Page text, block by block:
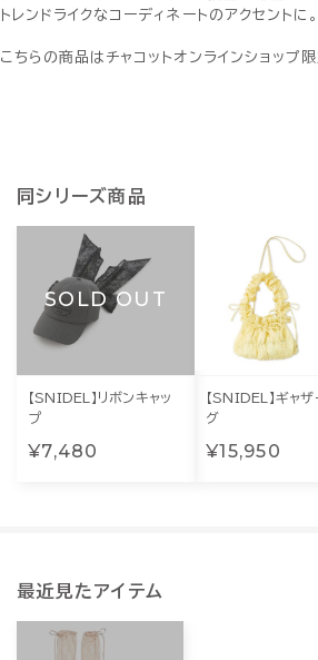
トレンドライクなコーディネートのアクセントに。
こちらの商品はチャコットオンラインショップ限
同シリーズ商品
SOLD OUT
【SNIDEL】リボンキャッ
プ
¥7,480
【SNIDEL】ギャザ
グ
¥15,950
最近見たアイテム